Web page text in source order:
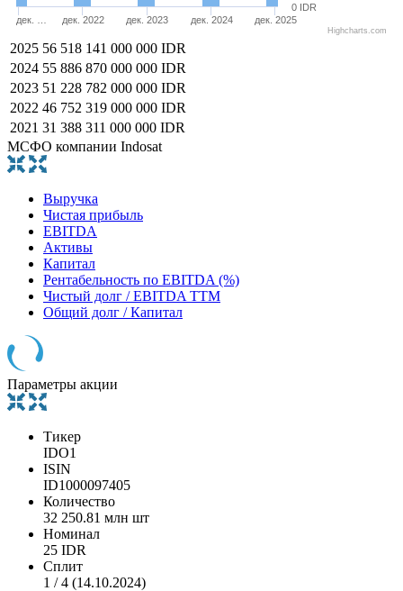
дек. … дек. 2022 дек. 2023 дек. 2024 дек. 2025
0 IDR
Highcharts.com
2025 56 518 141 000 000 IDR
2024 55 886 870 000 000 IDR
2023 51 228 782 000 000 IDR
2022 46 752 319 000 000 IDR
2021 31 388 311 000 000 IDR
МСФО компании Indosat
Выручка
Чистая прибыль
EBITDA
Активы
Капитал
Рентабельность по EBITDA (%)
Чистый долг / EBITDA TTM
Общий долг / Капитал
Параметры акции
Тикер
IDO1
ISIN
ID1000097405
Количество
32 250.81 млн шт
Номинал
25 IDR
Сплит
1 / 4 (14.10.2024)